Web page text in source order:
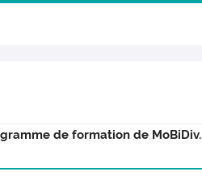
de formation de MoBiDiv.